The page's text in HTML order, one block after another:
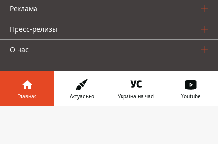
Реклама
Пресс-релизы
О нас
Главная Актуально Україна на часі Youtube